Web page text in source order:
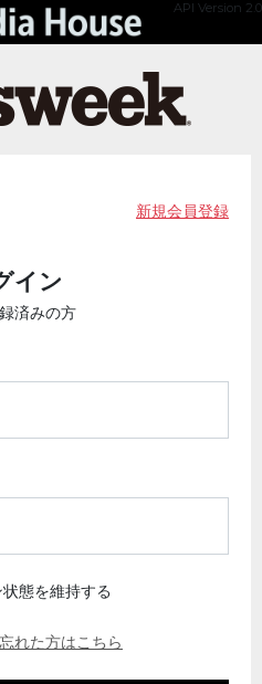
API Version 2.0
新規会員登録
イン
済みの方
態を維持する
れた方はこちら